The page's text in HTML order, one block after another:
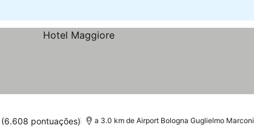
(6.608 pontuações) a 3.0 km de Airport Bologna Guglielmo Marconi